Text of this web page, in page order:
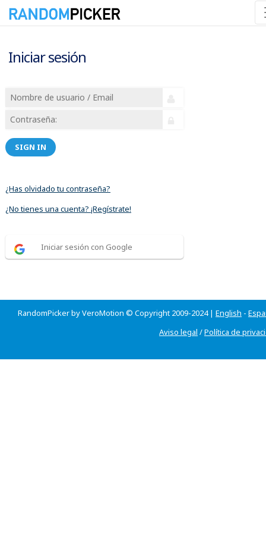
Iniciar sesión
SIGN IN
¿Has olvidado tu contraseña?
¿No tienes una cuenta? ¡Regístrate!
Iniciar sesión con Google
RandomPicker by VeroMotion © Copyright 2009-2024 | English -
Aviso legal /Política de